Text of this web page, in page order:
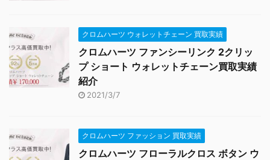
クロムハーツ ウォレットチェーン 買取実績
クロムハーツ ファンシーリンク 2クリッ
プ ショート ウォレットチェーン買取実績
紹介
2021/3/7
クロムハーツ ファッション 買取実績
クロムハーツ フローラルクロス ボタン ウ